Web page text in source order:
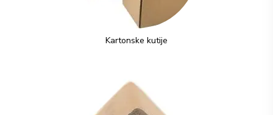
Kartonske kutije